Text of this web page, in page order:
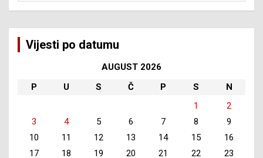
Vijesti po datumu
AUGUST 2026
P
U S Č P S
N
1
2
3
4 5 6 7 8
9
10
11 12 13 14 15
16
17
18 19 20 21 22
23